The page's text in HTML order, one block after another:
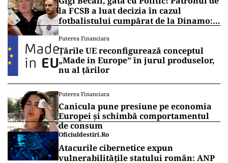
ora 14.00.
Vrei să fii mereu la curent cu toate știrile? Urmărește
Puterea.ro și pe canalul de WhatsApp
SPORT
Infantino scoate Cupa Mondială la
mezat. Dinastia Trump a mirosit
imediat unde sunt banii
SPORT
Gigi Becali, gata cu Politic! Patronul de
la FCSB a luat decizia în cazul